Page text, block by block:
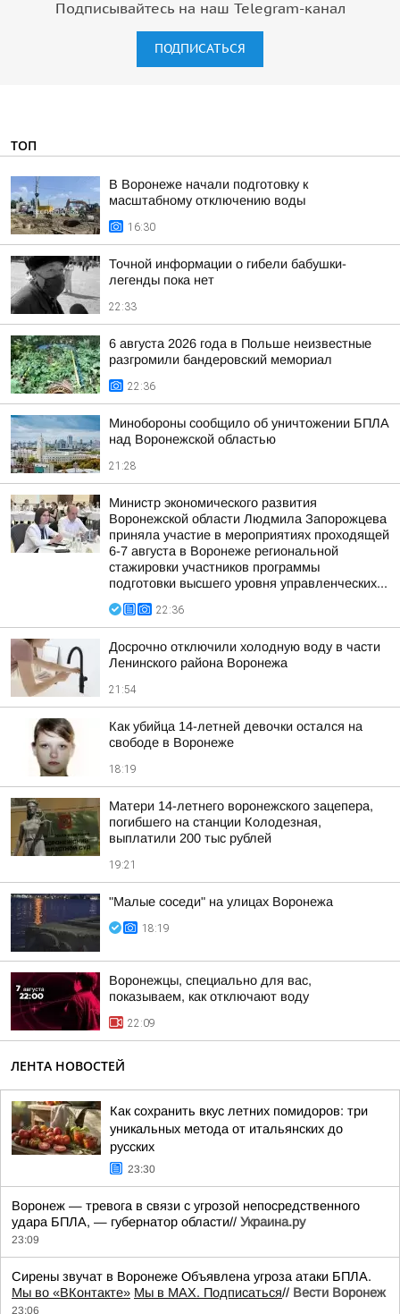
Подписывайтесь на наш Telegram-канал
ПОДПИСАТЬСЯ
ТОП
В Воронеже начали подготовку к
масштабному отключению воды
16:30
Точной информации о гибели бабушки-
легенды пока нет
22:33
6 августа 2026 года в Польше неизвестные
разгромили бандеровский мемориал
22:36
Минобороны сообщило об уничтожении БПЛА
над Воронежской областью
21:28
Министр экономического развития
Воронежской области Людмила Запорожцева
приняла участие в мероприятиях проходящей
6-7 августа в Воронеже региональной
стажировки участников программы
подготовки высшего уровня управленческих...
22:36
Досрочно отключили холодную воду в части
Ленинского района Воронежа
21:54
Как убийца 14-летней девочки остался на
свободе в Воронеже
18:19
Матери 14-летнего воронежского зацепера,
погибшего на станции Колодезная,
выплатили 200 тыс рублей
19:21
"Малые соседи" на улицах Воронежа
18:19
Воронежцы, специально для вас,
показываем, как отключают воду
22:09
ЛЕНТА НОВОСТЕЙ
Как сохранить вкус летних помидоров: три
уникальных метода от итальянских до
русских
23:30
Воронеж — тревога в связи с угрозой непосредственного
удара БПЛА, — губернатор области// Украина.ру
23:09
Сирены звучат в Воронеже Объявлена угроза атаки БПЛА.
Мы во «ВКонтакте» Мы в MAX. Подписаться// Вести Воронеж
23:06